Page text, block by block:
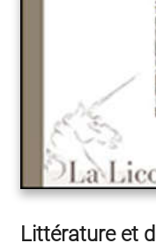
Littérature et